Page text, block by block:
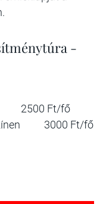
-
Ft/fő
3000 Ft/fő